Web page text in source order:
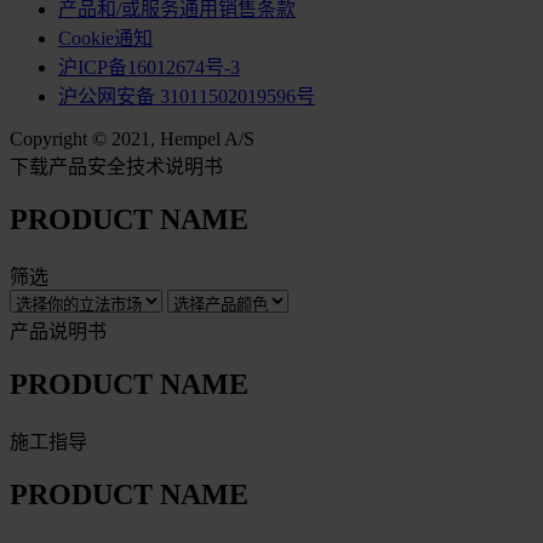
产品和/或服务通用销售条款
Cookie通知
沪ICP备16012674号-3
沪公网安备 31011502019596号
Copyright © 2021, Hempel A/S
下载产品安全技术说明书
PRODUCT NAME
筛选
产品说明书
PRODUCT NAME
施工指导
PRODUCT NAME